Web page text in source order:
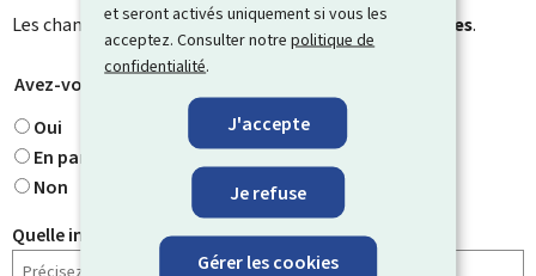
et seront activés uniquement si vous les
acceptez. Consulter notrepolitique de
confidentialité.
J'accepte
Je refuse
Gérer les cookies
Les champs marqués d’une étoile ( * ) sontobligatoires.
Avez-vous trouvé ce que vous cherchiez ?
Oui
En partie
Non
Quelle information cherchiez-vous ?